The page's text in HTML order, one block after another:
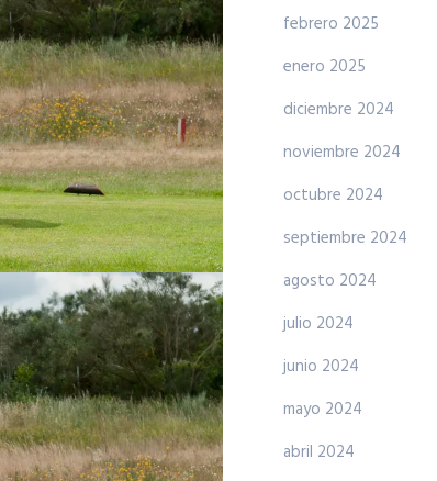
febrero 2025
enero 2025
diciembre 2024
noviembre 2024
octubre 2024
septiembre 2024
agosto 2024
julio 2024
junio 2024
mayo 2024
abril 2024